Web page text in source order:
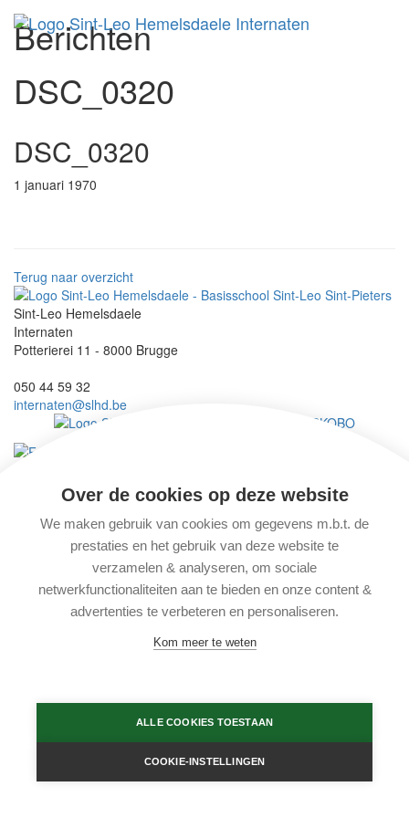
Berichten
DSC_0320
DSC_0320
1 januari 1970
Terug naar overzicht
Sint-Leo Hemelsdaele
Internaten
Potterierei 11 - 8000 Brugge
050 44 59 32
internaten@slhd.be
SKOBO
Ontwerp Making Pages
Ontwikkeling Sint-Leo Hemelsdaele
Disclaimer, privacy & cookies
Over de cookies op deze website
We maken gebruik van cookies om gegevens m.b.t. de
prestaties en het gebruik van deze website te
verzamelen & analyseren, om sociale
netwerkfunctionaliteiten aan te bieden en onze content &
advertenties te verbeteren en personaliseren.
Kom meer te weten
ALLE COOKIES TOESTAAN
COOKIE-INSTELLINGEN